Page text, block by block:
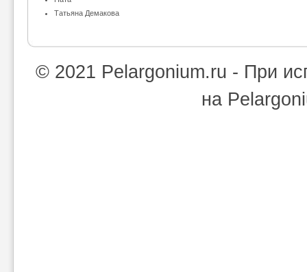
Татьяна Демакова
© 2021 Pelargonium.ru - При
на